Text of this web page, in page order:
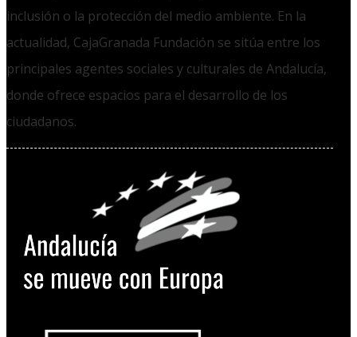
inclusión o la protección del medio ambiente. En la
actualidad, CajaGranada Fundación se sitúa entre los
principales agentes sociales y culturales de Andalucía,
donde ofrece espacios para el desarrollo de los
ciudadanos.